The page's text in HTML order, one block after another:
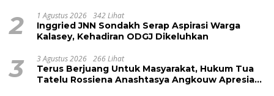
2 1 Agustus 2026 342 Lihat
Inggried JNN Sondakh Serap Aspirasi Warga
Kalasey, Kehadiran ODGJ Dikeluhkan
3 3 Agustus 2026 266 Lihat
Terus Berjuang Untuk Masyarakat, Hukum Tua
Tatelu Rossiena Anashtasya Angkouw Apresiasi